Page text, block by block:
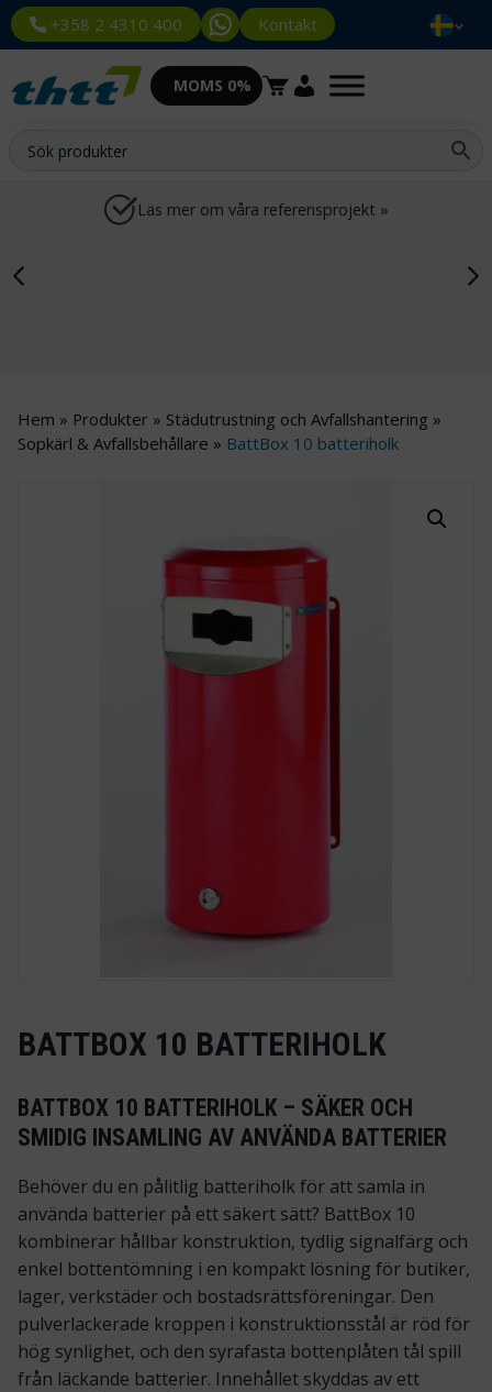
+358 2 4310 400 Kontakt
MOMS 0%
Läs mer om våra referensprojekt »
Hem » Produkter » Städutrustning och Avfallshantering »
Sopkärl & Avfallsbehållare » BattBox 10 batteriholk
BATTBOX 10 BATTERIHOLK
BATTBOX 10 BATTERIHOLK – SÄKER OCH
SMIDIG INSAMLING AV ANVÄNDA BATTERIER
Behöver du en pålitlig batteriholk för att samla in
använda batterier på ett säkert sätt? BattBox 10
kombinerar hållbar konstruktion, tydlig signalfärg och
enkel bottentömning i en kompakt lösning för butiker,
lager, verkstäder och bostadsrättsföreningar. Den
pulverlackerade kroppen i konstruktionsstål är röd för
hög synlighet, och den syrafasta bottenplåten tål spill
från läckande batterier. Innehållet skyddas av ett